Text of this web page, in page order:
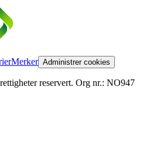
Merker Administrer cookies
reservert. Org nr.: NO947